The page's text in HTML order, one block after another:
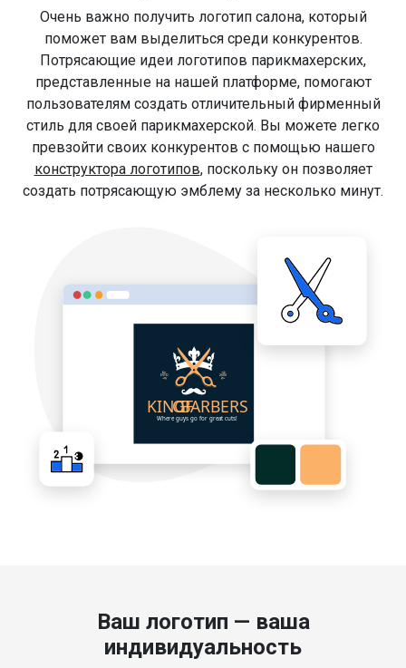
Очень важно получить логотип салона, который
поможет вам выделиться среди конкурентов.
Потрясающие идеи логотипов парикмахерских,
представленные на нашей платформе, помогают
пользователям создать отличительный фирменный
стиль для своей парикмахерской. Вы можете легко
превзойти своих конкурентов с помощью нашего
конструктора логотипов, поскольку он позволяет
создать потрясающую эмблему за несколько минут.
Ваш логотип — ваша
индивидуальность